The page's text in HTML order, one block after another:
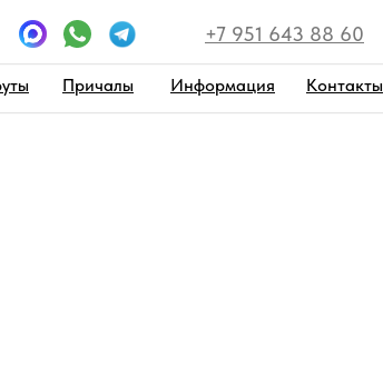
Контакты
Причалы Информация
+7 951 643 88 60